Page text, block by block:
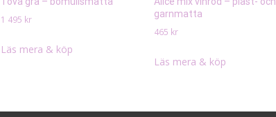
1 495 kr
Läs mera & köp
garnmatta
465 kr
Läs mera & köp